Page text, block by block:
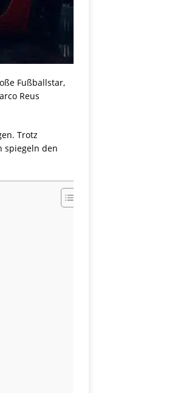
Fußballstar,
Reus
Trotz
spiegeln den